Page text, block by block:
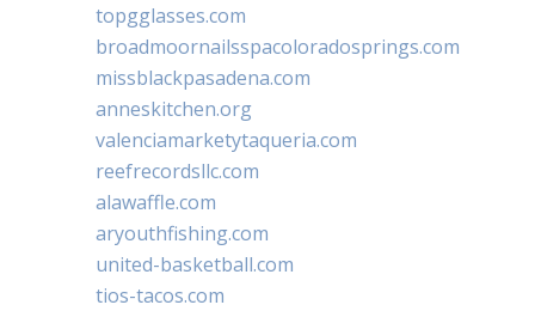
topgglasses.com
broadmoornailsspacoloradosprings.com
missblackpasadena.com
anneskitchen.org
valenciamarketytaqueria.com
reefrecordsllc.com
alawaffle.com
aryouthfishing.com
united-basketball.com
tios-tacos.com